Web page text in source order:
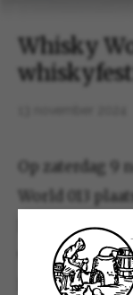
Whisky
Op zaterdag
World 013
Berkel-
Berrie Peek